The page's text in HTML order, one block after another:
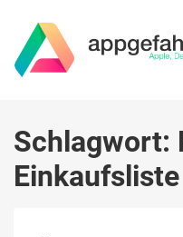
Schlagwort:
Einkaufsliste